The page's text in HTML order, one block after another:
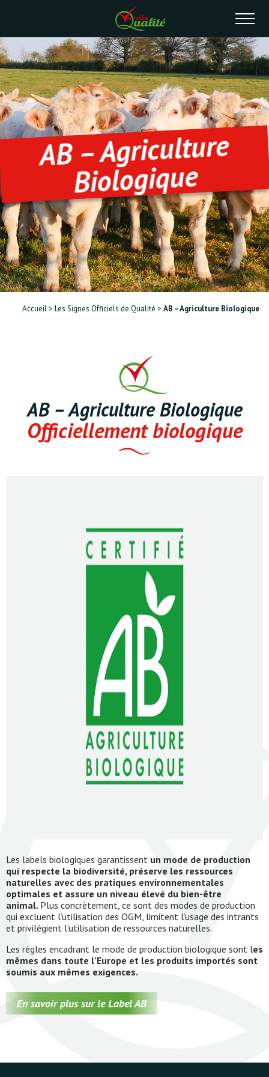
AB – Agriculture
Biologique
Accueil> Les Signes Officiels de Qualité > AB – Agriculture Biologique
AB – Agriculture Biologique
Officiellement biologique
Les labels biologiques garantissent un mode de production
qui respecte la biodiversité, préserve les ressources
naturelles avec des pratiques environnementales
optimales et assure un niveau élevé du bien-être
animal. Plus concrètement, ce sont des modes de production
qui excluent l’utilisation des OGM, limitent l’usage des intrants
et privilégient l’utilisation de ressources naturelles.
Les règles encadrant le mode de production biologique sont les
mêmes dans toute l’Europe et les produits importés sont
soumis aux mêmes exigences.
En savoir plus sur le Label AB